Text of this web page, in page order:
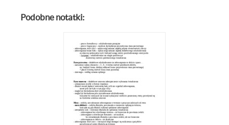
Podobne notatki: